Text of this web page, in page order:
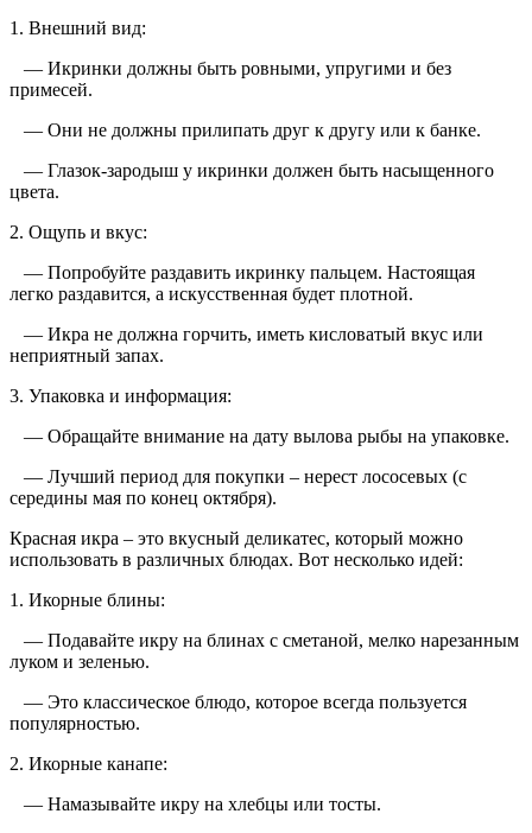
1. Внешний вид:
— Икринки должны быть ровными, упругими и без
примесей.
— Они не должны прилипать друг к другу или к банке.
— Глазок-зародыш у икринки должен быть насыщенного
цвета.
2. Ощупь и вкус:
— Попробуйте раздавить икринку пальцем. Настоящая
легко раздавится, а искусственная будет плотной.
— Икра не должна горчить, иметь кисловатый вкус или
неприятный запах.
3. Упаковка и информация:
— Обращайте внимание на дату вылова рыбы на упаковке.
— Лучший период для покупки – нерест лососевых (с
середины мая по конец октября).
Красная икра – это вкусный деликатес, который можно
использовать в различных блюдах. Вот несколько идей:
1. Икорные блины:
— Подавайте икру на блинах с сметаной, мелко нарезанным
луком и зеленью.
— Это классическое блюдо, которое всегда пользуется
популярностью.
2. Икорные канапе:
— Намазывайте икру на хлебцы или тосты.